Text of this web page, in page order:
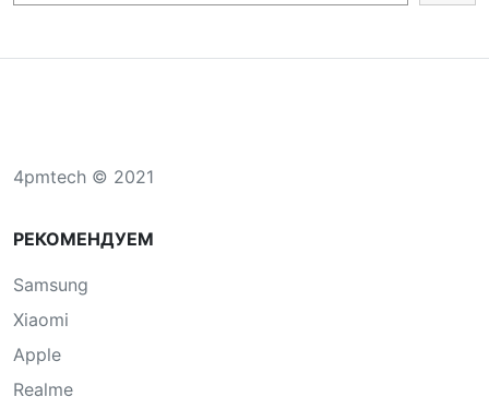
4pmtech © 2021
РЕКОМЕНДУЕМ
Samsung
Xiaomi
Apple
Realme